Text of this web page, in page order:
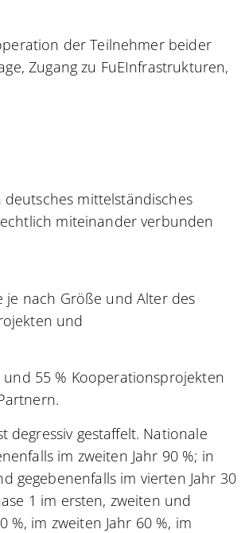
der Teilnehmer beider
Zugang zu FuEInfrastrukturen,
mittelständisches
miteinander verbunden
je nach Größe und Alter des
und
und 55 % Kooperationsprojekten
degressiv gestaffelt. Nationale
im zweiten Jahr 90 %; in
gegebenenfalls im vierten Jahr 30
1 im ersten, zweiten und
%, im zweiten Jahr 60 %, im